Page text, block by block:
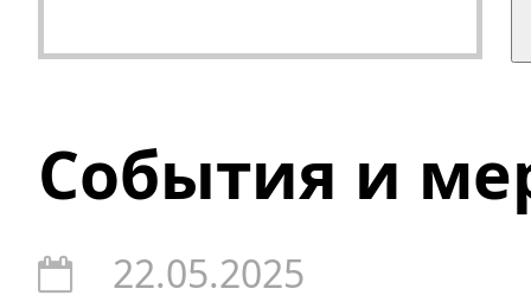
События и
22.05.2025